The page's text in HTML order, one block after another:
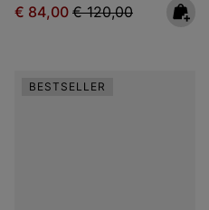
Sale price:
€ 84,00 Regular price:
€ 120,00
BESTSELLER